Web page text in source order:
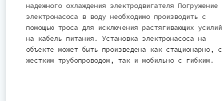
надежного охлаждения электродвигателя Погружение
электронасоса в воду необходимо производить с
помощью троса для исключения растягивающих усилий
на кабель питания. Установка электронасоса на
объекте может быть произведена как стационарно, с
жестким трубопроводом, так и мобильно с гибким.